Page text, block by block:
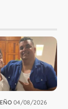
04/08/2026